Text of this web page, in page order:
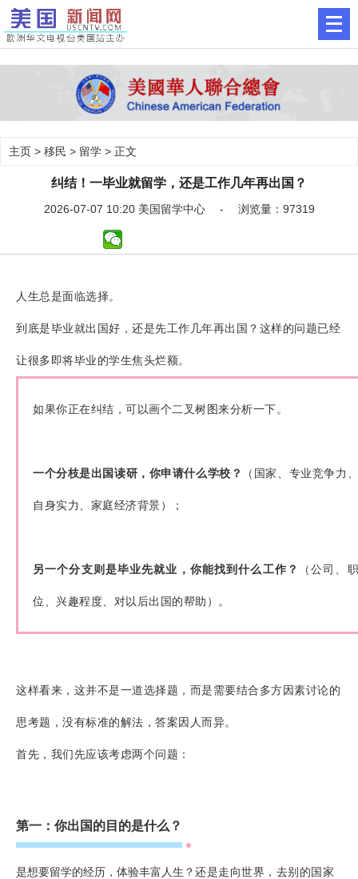
主页 > 移民 > 留学 > 正文
纠结！一毕业就留学，还是工作几年再出国？
2026-07-07 10:20 美国留学中心 - 浏览量：97319
人生总是面临选择。
到底是毕业就出国好，还是先工作几年再出国？这样的问题已经
让很多即将毕业的学生焦头烂额。
如果你正在纠结，可以画个二叉树图来分析一下。
一个分枝是出国读研，你申请什么学校？ （国家、专业竞争力
自身实力、家庭经济背景）；
另一个分支则是毕业先就业，你能找到什么工作？ （公司、
位、兴趣程度、对以后出国的帮助）。
这样看来，这并不是一道选择题，而是需要结合多方因素讨论的
思考题，没有标准的解法，答案因人而异。
首先，我们先应该考虑两个问题：
第一：你出国的目的是什么？
是想要留学的经历，体验丰富人生？还是走向世界，去别的国家